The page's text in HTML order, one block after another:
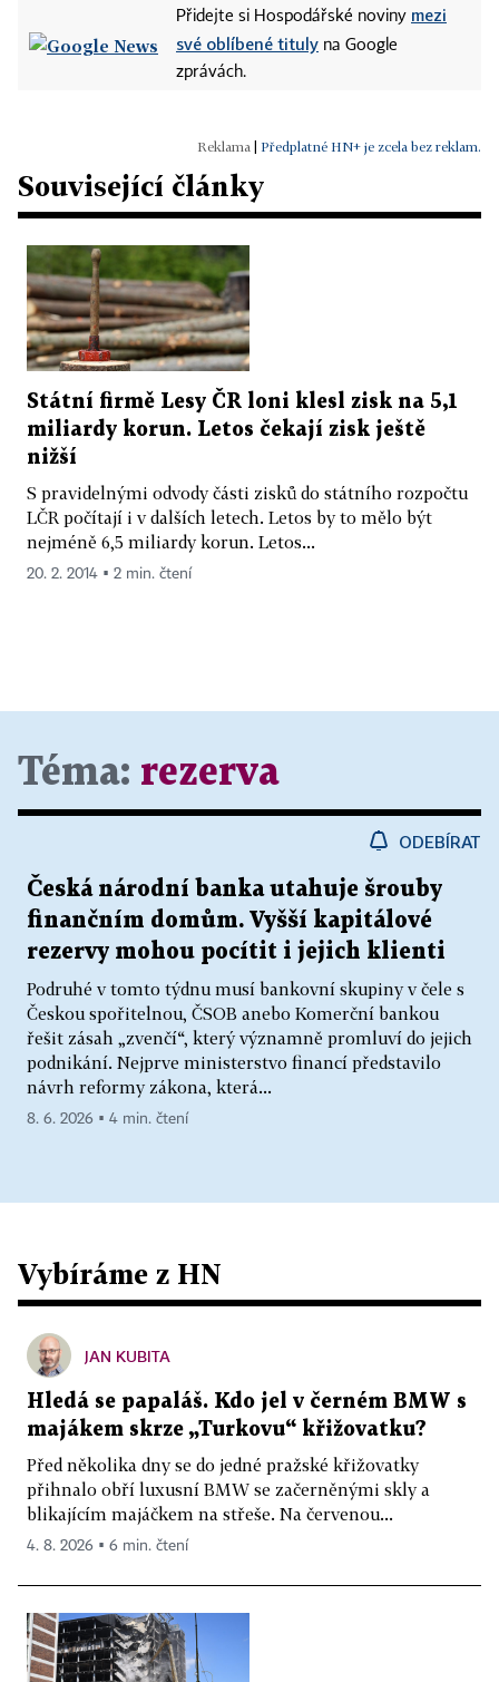
Přidejte si Hospodářské noviny mezi
své oblíbené tituly na Google
zprávách.
Předplatné HN+ je zcela bez reklam.
Související články
Státní firmě Lesy ČR loni klesl zisk na 5,1
miliardy korun. Letos čekají zisk ještě
nižší
S pravidelnými odvody části zisků do státního rozpočtu
LČR počítají i v dalších letech. Letos by to mělo být
nejméně 6,5 miliardy korun. Letos...
20. 2. 2014 ▪ 2 min. čtení
Téma: rezerva
ODEBÍRAT
Česká národní banka utahuje šrouby
finančním domům. Vyšší kapitálové
rezervy mohou pocítit i jejich klienti
Podruhé v tomto týdnu musí bankovní skupiny v čele s
Českou spořitelnou, ČSOB anebo Komerční bankou
řešit zásah „zvenčí“, který významně promluví do jejich
podnikání. Nejprve ministerstvo financí představilo
návrh reformy zákona, která...
8. 6. 2026 ▪ 4 min. čtení
Vybíráme z HN
JAN KUBITA
Hledá se papaláš. Kdo jel v černém BMW s
majákem skrze „Turkovu“ křižovatku?
Před několika dny se do jedné pražské křižovatky
přihnalo obří luxusní BMW se začerněnými skly a
blikajícím majáčkem na střeše. Na červenou...
4. 8. 2026 ▪ 6 min. čtení